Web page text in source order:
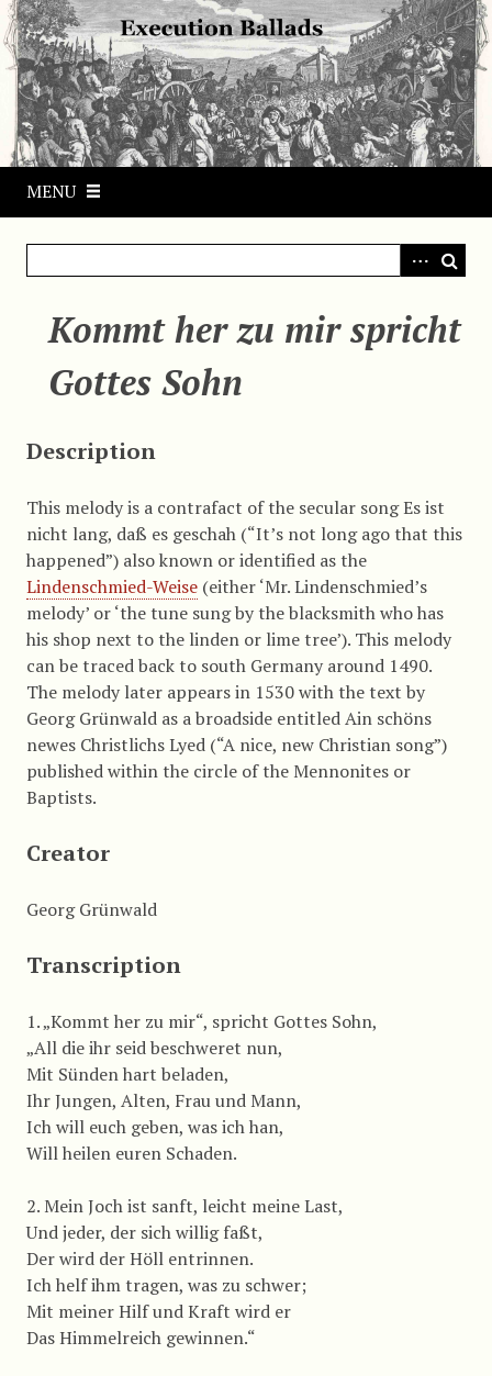
S
k
m
i
MENU
Kommt her zu mir spricht
Gottes Sohn
Description
This melody is a contrafact of the secular song Es ist
nicht lang, daß es geschah (“It’s not long ago that this
happened”) also known or identified as the
Lindenschmied-Weise(either ‘Mr. Lindenschmied’s
melody’ or ‘the tune sung by the blacksmith who has
his shop next to the linden or lime tree’). This melody
can be traced back to south Germany around 1490.
The melody later appears in 1530 with the text by
Georg Grünwald as a broadside entitled Ain schöns
newes Christlichs Lyed (“A nice, new Christian song”)
published within the circle of the Mennonites or
Baptists.
Creator
Georg Grünwald
Transcription
1. „Kommt her zu mir“, spricht Gottes Sohn,
„All die ihr seid beschweret nun,
Mit Sünden hart beladen,
Ihr Jungen, Alten, Frau und Mann,
Ich will euch geben, was ich han,
Will heilen euren Schaden.
2. Mein Joch ist sanft, leicht meine Last,
Und jeder, der sich willig faßt,
Der wird der Höll entrinnen.
Ich helf ihm tragen, was zu schwer;
Mit meiner Hilf und Kraft wird er
Das Himmelreich gewinnen.“